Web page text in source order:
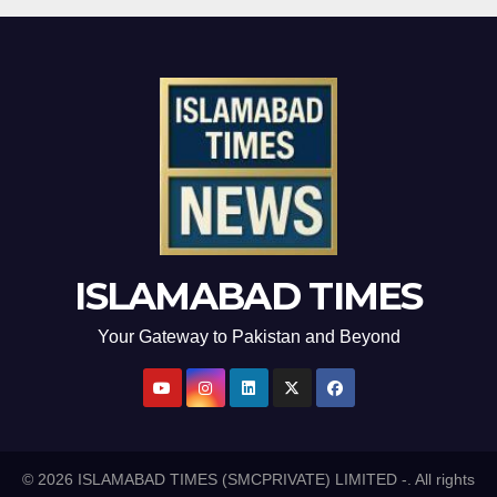
ISLAMABAD TIMES
Your Gateway to Pakistan and Beyond
© 2026 ISLAMABAD TIMES (SMCPRIVATE) LIMITED -. All rights